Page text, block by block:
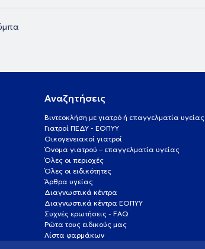
Αναζητήσεις
Βιντεοκλήση με γιατρό ή επαγγελματία υγείας
Γιατροί ΠΕΔΥ - ΕΟΠΥΥ
Οικογενειακοί γιατροί
Όνομα γιατρού – επαγγελματία υγείας
Όλες οι περιοχές
Όλες οι ειδικότητες
Άρθρα υγείας
Διαγνωστικά κέντρα
Διαγνωστικά κέντρα ΕΟΠΥΥ
Συχνές ερωτήσεις - FAQ
Ρώτα τους ειδικούς μας
Λίστα φαρμάκων